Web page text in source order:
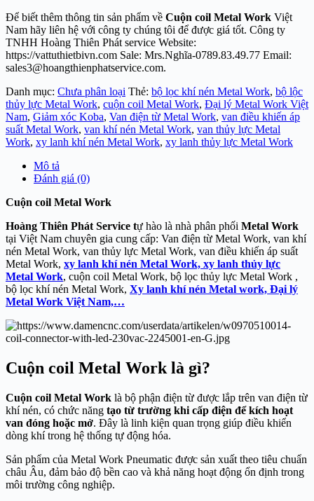
Để biết thêm thông tin sản phẩm về Cuộn coil Metal Work Việt
Nam hãy liên hệ với công ty chúng tôi để được giá tốt. Công ty
TNHH Hoàng Thiên Phát service Website:
https://vattuthietbivn.com Sale: Mrs.Nghĩa-0789.83.49.77 Email:
sales3@hoangthienphatservice.com.
Danh mục: Chưa phân loại Thẻ: bộ lọc khí nén Metal Work, bộ lộc
thủy lực Metal Work, cuộn coil Metal Work, Đại lý Metal Work Việt
Nam, Giảm xóc Koba, Van điện từ Metal Work, van điều khiến áp
suất Metal Work, van khí nén Metal Work, van thủy lực Metal
Work, xy lanh khí nén Metal Work, xy lanh thủy lực Metal Work
Mô tả
Đánh giá (0)
Cuộn coil Metal Work
Hoàng Thiên Phát Service tự hào là nhà phân phối Metal Work
tại Việt Nam chuyên gia cung cấp: Van điện từ Metal Work, van khí
nén Metal Work, van thủy lực Metal Work, van điều khiến áp suất
Metal Work, xy lanh khí nén Metal Work, xy lanh thủy lực
Metal Work, cuộn coil Metal Work, bộ lọc thủy lực Metal Work ,
bộ lọc khí nén Metal Work, Xy lanh khí nén Metal work, Đại lý
Metal Work Việt Nam,…
Cuộn coil Metal Work là gì?
Cuộn coil Metal Work là bộ phận điện từ được lắp trên van điện từ
khí nén, có chức năng tạo từ trường khi cấp điện để kích hoạt
van đóng hoặc mở. Đây là linh kiện quan trọng giúp điều khiển
dòng khí trong hệ thống tự động hóa.
Sản phẩm của Metal Work Pneumatic được sản xuất theo tiêu chuẩn
châu Âu, đảm bảo độ bền cao và khả năng hoạt động ổn định trong
môi trường công nghiệp.